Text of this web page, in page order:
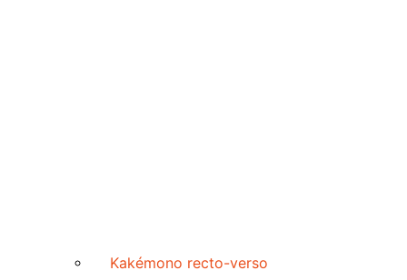
Kakémono recto-verso